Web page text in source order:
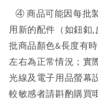
④ 商品可能因每批
用新的配件（如鈕釦
批商品顏色&長度有
左右為正常情況；實
光線及電子用品螢幕
較敏感者請斟酌購買